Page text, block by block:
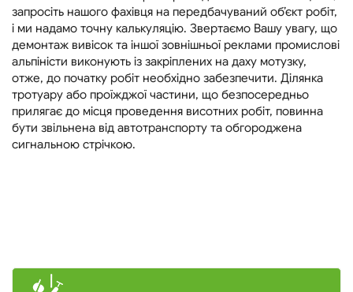
запросіть нашого фахівця на передбачуваний об’єкт робіт,
і ми надамо точну калькуляцію. Звертаємо Вашу увагу, що
демонтаж вивісок та іншої зовнішньої реклами промислові
альпіністи виконують із закріплених на даху мотузку,
отже, до початку робіт необхідно забезпечити. Ділянка
тротуару або проїжджої частини, що безпосередньо
прилягає до місця проведення висотних робіт, повинна
бути звільнена від автотранспорту та обгороджена
сигнальною стрічкою.